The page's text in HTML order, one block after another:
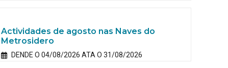
Actividades de agosto nas Naves do
Metrosidero
DENDE O 04/08/2026 ATA O 31/08/2026